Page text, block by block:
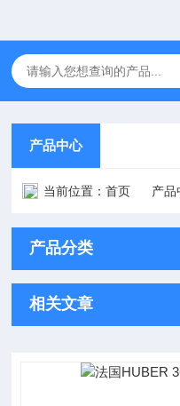
产品中心
当前位置：首页 产品
产品分类
相关文章